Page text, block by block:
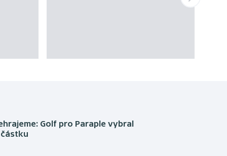
Golf pro Paraple vybral